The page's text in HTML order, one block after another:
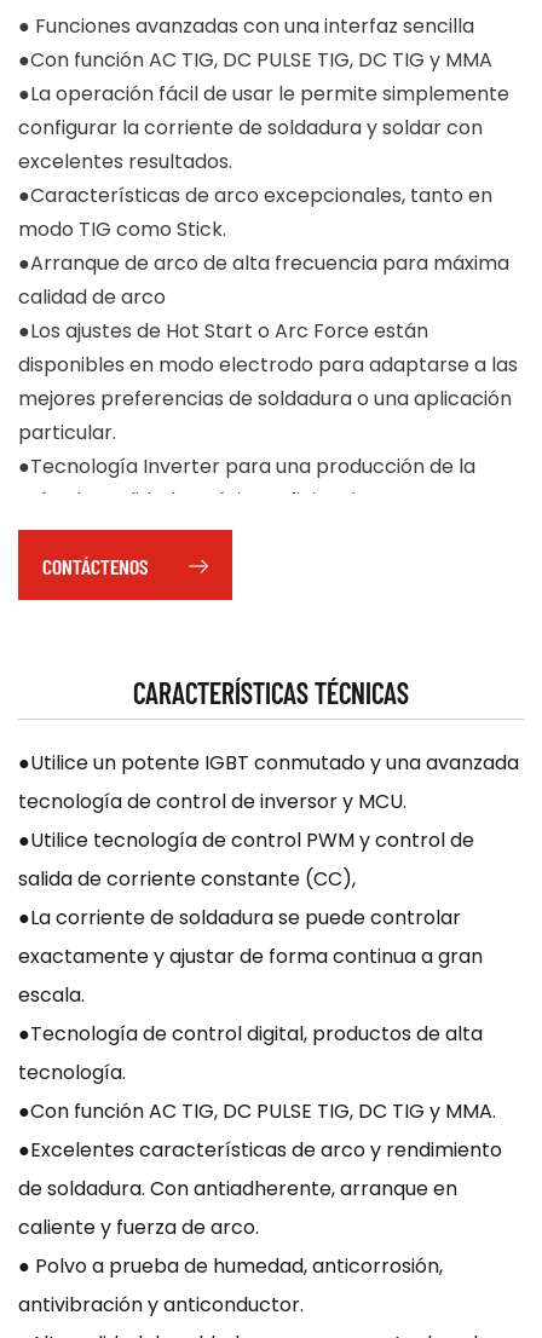
● Funciones avanzadas con una interfaz sencilla
●Con función AC TIG, DC PULSE TIG, DC TIG y MMA
●La operación fácil de usar le permite simplemente
configurar la corriente de soldadura y soldar con
excelentes resultados.
●Características de arco excepcionales, tanto en
modo TIG como Stick.
●Arranque de arco de alta frecuencia para máxima
calidad de arco
●Los ajustes de Hot Start o Arc Force están
disponibles en modo electrodo para adaptarse a las
mejores preferencias de soldadura o una aplicación
particular.
●Tecnología Inverter para una producción de la
más alta calidad y máxima eficiencia
CONTÁCTENOS
CARACTERÍSTICAS TÉCNICAS
●Utilice un potente IGBT conmutado y una avanzada
tecnología de control de inversor y MCU.
●Utilice tecnología de control PWM y control de
salida de corriente constante (CC),
●La corriente de soldadura se puede controlar
exactamente y ajustar de forma continua a gran
escala.
●Tecnología de control digital, productos de alta
tecnología.
●Con función AC TIG, DC PULSE TIG, DC TIG y MMA.
●Excelentes características de arco y rendimiento
de soldadura. Con antiadherente, arranque en
caliente y fuerza de arco.
● Polvo a prueba de humedad, anticorrosión,
antivibración y anticonductor.